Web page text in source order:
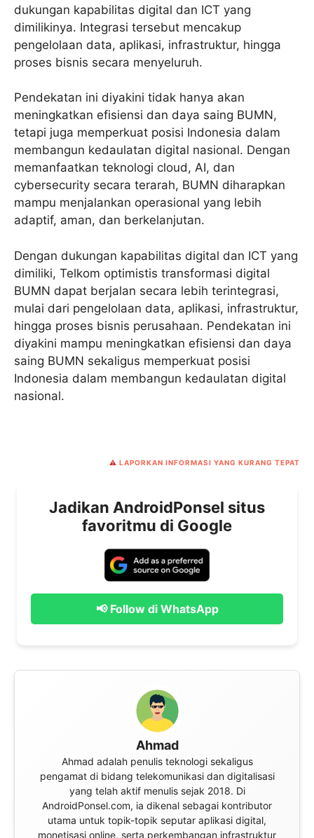
dukungan kapabilitas digital dan ICT yang
dimilikinya. Integrasi tersebut mencakup
pengelolaan data, aplikasi, infrastruktur, hingga
proses bisnis secara menyeluruh.
Pendekatan ini diyakini tidak hanya akan
meningkatkan efisiensi dan daya saing BUMN,
tetapi juga memperkuat posisi Indonesia dalam
membangun kedaulatan digital nasional. Dengan
memanfaatkan teknologi cloud, AI, dan
cybersecurity secara terarah, BUMN diharapkan
mampu menjalankan operasional yang lebih
adaptif, aman, dan berkelanjutan.
Dengan dukungan kapabilitas digital dan ICT yang
dimiliki, Telkom optimistis transformasi digital
BUMN dapat berjalan secara lebih terintegrasi,
mulai dari pengelolaan data, aplikasi, infrastruktur,
hingga proses bisnis perusahaan. Pendekatan ini
diyakini mampu meningkatkan efisiensi dan daya
saing BUMN sekaligus memperkuat posisi
Indonesia dalam membangun kedaulatan digital
nasional.
⚠️ LAPORKAN INFORMASI YANG KURANG TEPAT
Jadikan AndroidPonsel situs
favoritmu di Google
📢 Follow di WhatsApp
Ahmad
Ahmad adalah penulis teknologi sekaligus
pengamat di bidang telekomunikasi dan digitalisasi
yang telah aktif menulis sejak 2018. Di
AndroidPonsel.com, ia dikenal sebagai kontributor
utama untuk topik-topik seputar aplikasi digital,
monetisasi online, serta perkembangan infrastruktur